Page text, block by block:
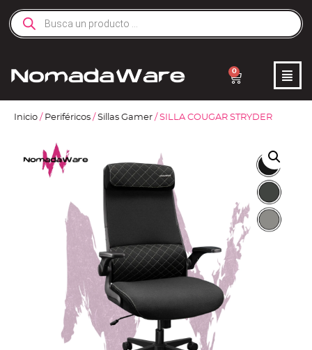
0
Inicio / Periféricos / Sillas Gamer / SILLA COUGAR STRYDER